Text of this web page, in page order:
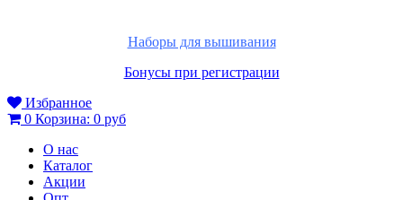
Наборы для вышивания
Бонусы при регистрации
Избранное
0 Корзина: 0 руб
О нас
Каталог
Акции